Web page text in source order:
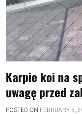
Karpie koi na
uwagę przed
POSTED ON FEBRUARY 5,